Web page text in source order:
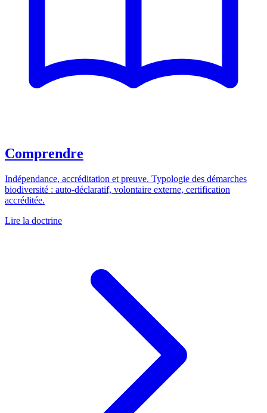
Comprendre
Indépendance, accréditation et preuve. Typologie des démarches
biodiversité : auto-déclaratif, volontaire externe, certification
accréditée.
Lire la doctrine